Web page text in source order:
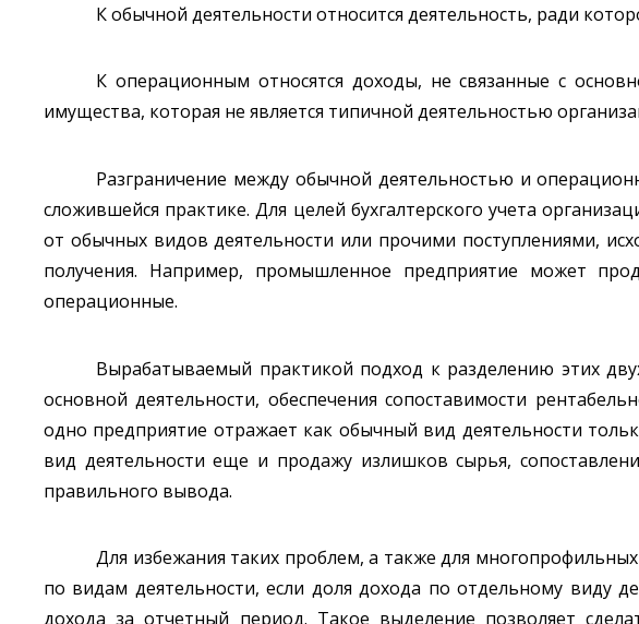
К обычной деятельности относится деятельность, ради
К операционным относятся доходы, не связанные с
имущества, которая не является типичной деятельностью
Разграничение между обычной деятельностью и
сложившейся практике. Для целей бухгалтерского учета
от обычных видов деятельности или прочими поступлениями,
получения. Например, промышленное предприятие может
операционные.
Вырабатываемый практикой подход к разделению этих
основной деятельности, обеспечения сопоставимости
одно предприятие отражает как обычный вид деятельности
вид деятельности еще и продажу излишков сырья,
правильного вывода.
Для избежания таких проблем, а также для
по видам деятельности, если доля дохода по отдельному виду
дохода за отчетный период. Такое выделение позволяет